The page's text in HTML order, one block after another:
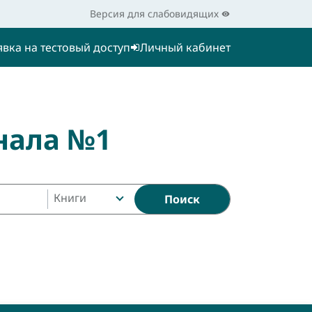
Версия для слабовидящих
на тестовый доступ Личный кабинет
№1
Книги Поиск